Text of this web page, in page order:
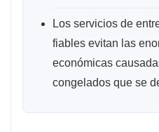
Los servicios de
fiables evitan las
económicas
congelados que se